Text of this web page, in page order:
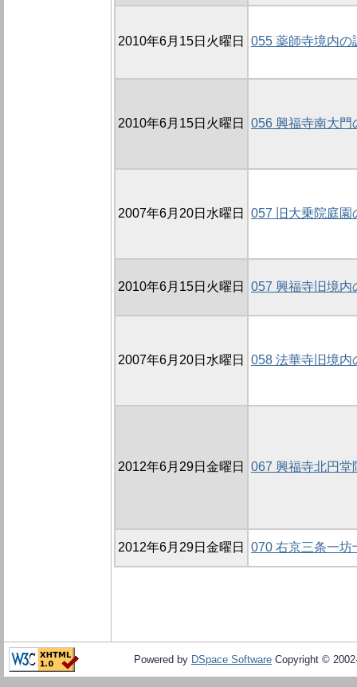
2010年6月15日火曜日 055 薬師寺境内の
2010年6月15日火曜日 056 興福寺南大門
2007年6月20日水曜日 057 旧大乗院庭園
2010年6月15日火曜日 057 興福寺旧境内
2007年6月20日水曜日 058 法華寺旧境内
2012年6月29日金曜日 067 興福寺北円
2012年6月29日金曜日 070 右京三条一
Powered by DSpace Software Copyright ©